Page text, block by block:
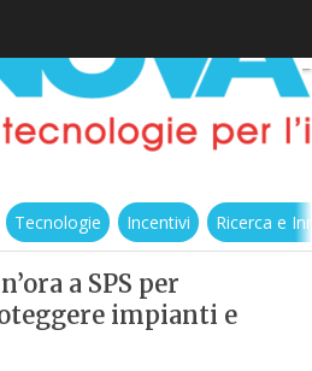
Tecnologie Incentivi Ricerca e
a SPS per
impianti e